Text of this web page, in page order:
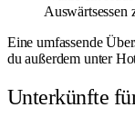
Auswärtsessen
Eine umfassende
du außerdem unter
Unterkünfte